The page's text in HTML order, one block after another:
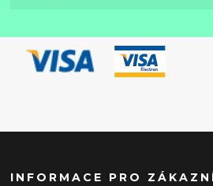
INFORMACE PRO